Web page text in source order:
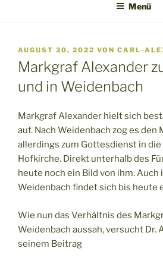
Menü
VERÖFFENTLICHT
AM
AUGUST 30, 2022 VON CARL-
Markgraf Alexander
und in Weidenbach
Markgraf Alexander hielt sich
auf. Nach Weidenbach zog es den
allerdings zum Gottesdienst in
Hofkirche. Direkt unterhalb des
heute noch ein Bild von ihm. Auch
Weidenbach findet sich bis heute
Wie nun das Verhältnis des
Weidenbach aussah, versucht Dr.
seinem Beitrag